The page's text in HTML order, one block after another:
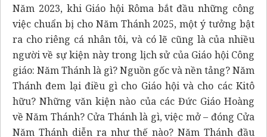
Năm 2023, khi Giáo hội Rôma bắt đầu những công
việc chuẩn bị cho Năm Thánh 2025, một ý tưởng bật
ra cho riêng cá nhân tôi, và có lẽ cũng là của nhiều
người về sự kiện này trong lịch sử của Giáo hội Công
giáo: Năm Thánh là gì? Nguồn gốc và nền tảng? Năm
Thánh đem lại điều gì cho Giáo hội và cho các Kitô
hữu? Những văn kiện nào của các Đức Giáo Hoàng
về Năm Thánh? Cửa Thánh là gì, việc mở – đóng Cửa
Năm Thánh diễn ra như thế nào? Năm Thánh đầu